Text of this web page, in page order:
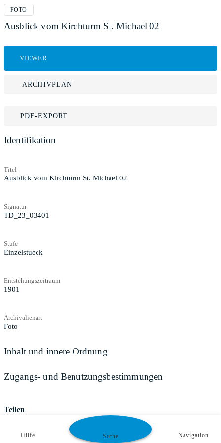
FOTO
Ausblick vom Kirchturm St. Michael 02
VIEWER
ARCHIVPLAN
PDF-EXPORT
Identifikation
Titel
Ausblick vom Kirchturm St. Michael 02
Signatur
TD_23_03401
Stufe
Einzelstueck
Entstehungszeitraum
1901
Archivalienart
Foto
Inhalt und innere Ordnung
Zugangs- und Benutzungsbestimmungen
Teilen
Hilfe Suche Navigation